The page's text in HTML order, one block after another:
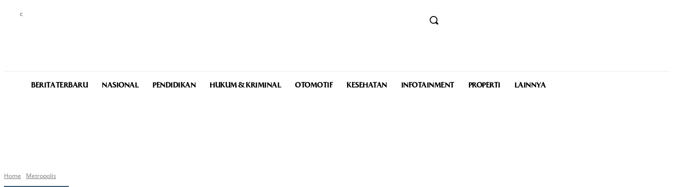
C
BERITA TERBARU NASIONAL PENDIDIKAN HUKUM & KRIMINAL OTOMOTIF KESEHATAN INFOTAINMENT PROPERTI LAINNYA
Home
Metropolis